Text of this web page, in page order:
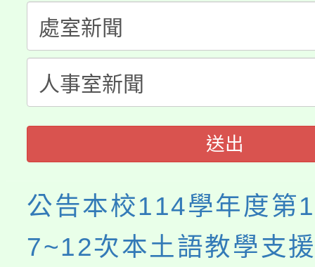
者。
份教師研習
淨零綠生活教案入校路
會
115年食農教育專業人
程
送出
公告本校114學年度第
7~12次本土語教學支